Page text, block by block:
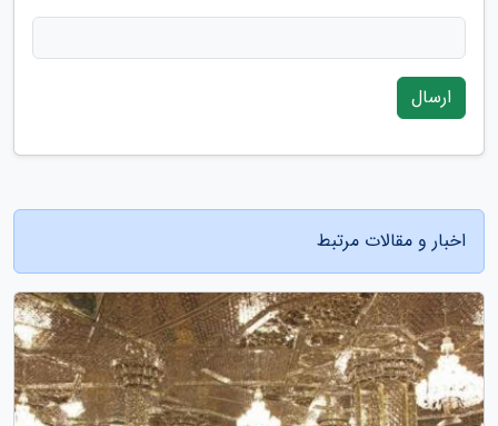
ارسال
اخبار و مقالات مرتبط